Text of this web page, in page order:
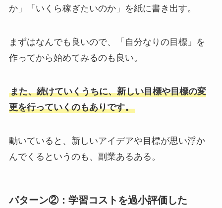
か」「いくら稼ぎたいのか」を紙に書き出す。
まずはなんでも良いので、「自分なりの目標」を
作ってから始めてみるのも良い。
また、続けていくうちに、新しい目標や目標の変
更を行っていくのもありです。
動いていると、新しいアイデアや目標が思い浮か
んでくるというのも、副業あるある。
パターン②：学習コストを過小評価した